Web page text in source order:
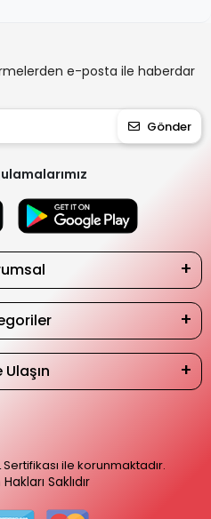
e-posta ile haberdar
Gönder
Ulaşın
ile korunmaktadır.
Saklıdır